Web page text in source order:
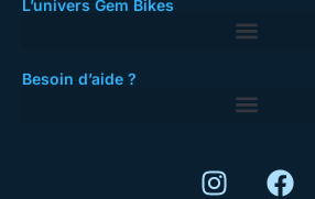
L’univers Gem Bikes
Besoin d’aide ?